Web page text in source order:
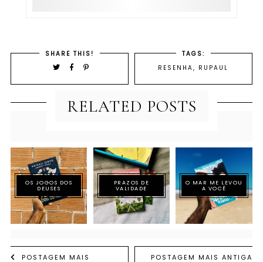
SHARE THIS!
TAGS:
RESENHA, RUPAUL
RELATED POSTS
OS JOGOS DOS
DEUSES
PRAZOS DE
VALIDADE
O MAR ME LEVOU
A VOCÊ
POSTAGEM MAIS POSTAGEM MAIS ANTIGA